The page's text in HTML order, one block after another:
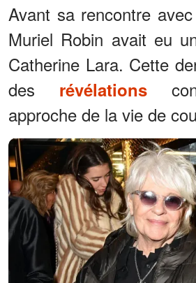
Avant sa rencontre
Muriel Robin avait eu
Catherine Lara. Cette
des révélations
approche de la vie de